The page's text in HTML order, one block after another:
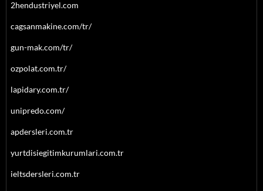
2hendustriyel.com
cagsanmakine.com/tr/
gun-mak.com/tr/
ozpolat.com.tr/
lapidary.com.tr/
unipredo.com/
apdersleri.com.tr
yurtdisiegitimkurumlari.com.tr
ieltsdersleri.com.tr